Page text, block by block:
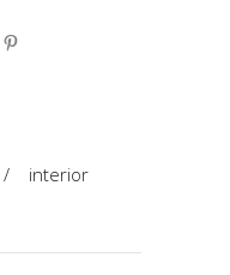
/ interior